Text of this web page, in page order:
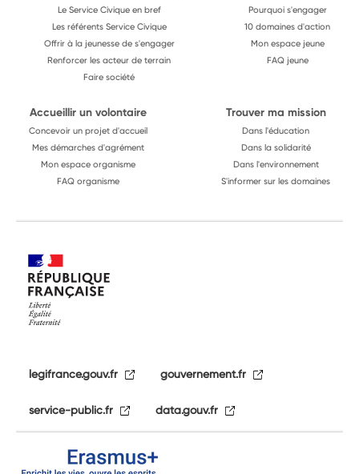
Le Service Civique en bref
Les référents Service Civique
Offrir à la jeunesse de s'engager
Renforcer les acteur de terrain
Faire société
Pourquoi s'engager
10 domaines d'action
Mon espace jeune
FAQ jeune
Accueillir un volontaire
Concevoir un projet d'accueil
Mes démarches d'agrément
Mon espace organisme
FAQ organisme
Trouver ma mission
Dans l'éducation
Dans la solidarité
Dans l'environnement
S'informer sur les domaines
legifrance.gouv.fr gouvernement.fr
service-public.fr data.gouv.fr